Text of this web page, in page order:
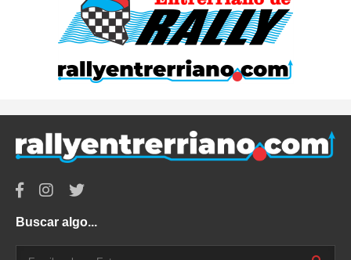
Buscar algo...